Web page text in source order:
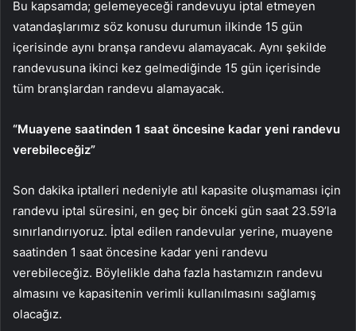
Bu kapsamda; gelemeyeceği randevuyu iptal etmeyen
vatandaşlarımız söz konusu durumun ilkinde 15 gün
içerisinde aynı branşa randevu alamayacak. Aynı şekilde
randevusuna ikinci kez gelmediğinde 15 gün içerisinde
tüm branşlardan randevu alamayacak.
“Muayene saatinden 1 saat öncesine kadar yeni randevu
verebileceğiz”
Son dakika iptalleri nedeniyle atıl kapasite oluşmaması için
randevu iptal süresini, en geç bir önceki gün saat 23.59’la
sınırlandırıyoruz. İptal edilen randevular yerine, muayene
saatinden 1 saat öncesine kadar yeni randevu
verebileceğiz. Böylelikle daha fazla hastamızın randevu
almasını ve kapasitenin verimli kullanılmasını sağlamış
olacağız.